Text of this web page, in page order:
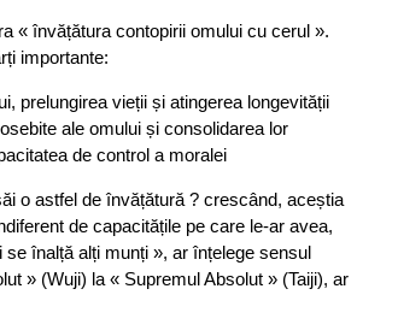
« învățătura contopirii omului cu cerul ».
importante:
prelungirea vieții și atingerea longevității
ale omului și consolidarea lor
de control a moralei
o astfel de învățătură ? crescând, aceștia
de capacitățile pe care le-ar avea,
înalță alți munți », ar înțelege sensul
» (Wuji) la « Supremul Absolut » (Taiji), ar